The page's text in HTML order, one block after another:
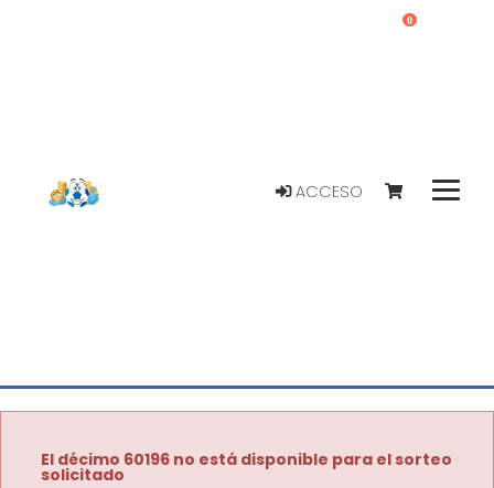
ACCESO
0
El décimo 60196 no está disponible para el sorteo
solicitado